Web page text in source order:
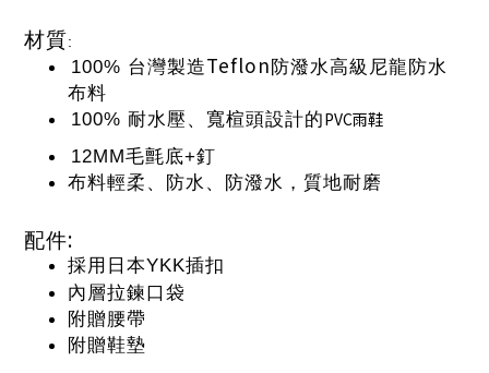
材質:
100% 台灣製造Teflon 防潑水高級尼龍防水
布料
100% 耐水壓、寬楦頭設計的PVC雨鞋
12MM毛氈底+釘
布料輕柔、防水、防潑水，質地耐磨
配件:
採用日本YKK插扣
內層拉鍊口袋
附贈腰帶
附贈鞋墊